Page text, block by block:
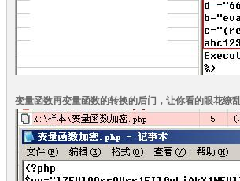
变量函数再变量函数的转换的后门，让你看的眼花缭